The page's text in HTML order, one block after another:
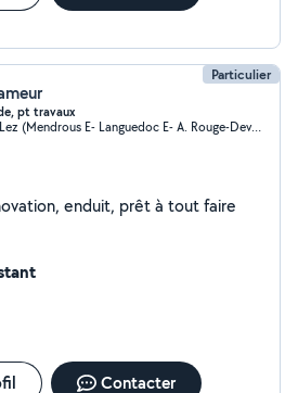
Particulier
pt travaux
Castelnau-le-Lez (Mendrous E- Languedoc E- A. Rouge-Devois)
enduit, prêt à tout faire
Contacter